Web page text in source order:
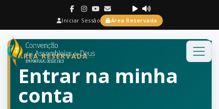
Iniciar Sessão Área Reservada
ÁREA RESERVADA
Entrar na minha
conta